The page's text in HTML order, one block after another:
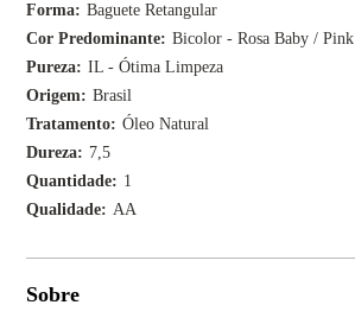
Forma
Baguete Retangular
Cor Predominante
Bicolor - Rosa Baby / Pink
Pureza
IL - Ótima Limpeza
Origem
Brasil
Tratamento
Óleo Natural
Dureza
7,5
Quantidade
1
Qualidade
AA
Sobre